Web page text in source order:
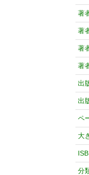
著
著
著
著
出
出
ペ
大
分